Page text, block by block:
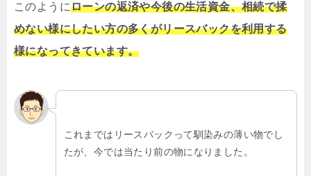
このようにローンの返済や今後の生活資金、相続で揉
めない様にしたい方の多くがリースバックを利用する
様になってきています。
これまではリースバックって馴染みの薄い物でし
たが、今では当たり前の物になりました。